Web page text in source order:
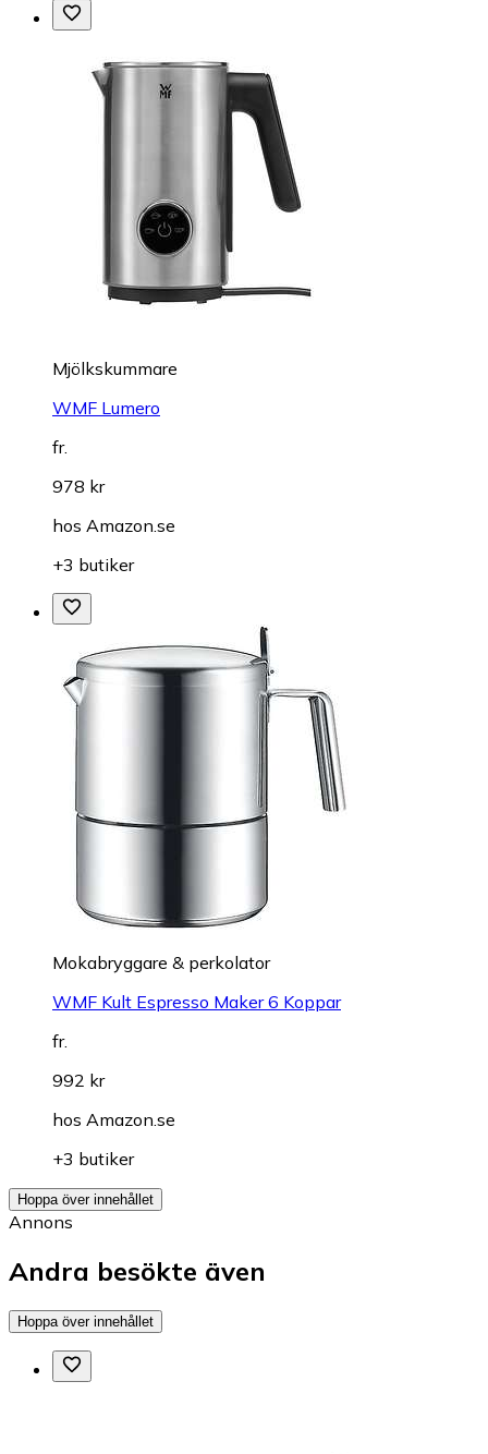
Mjölkskummare
WMF Lumero
fr.
978 kr
hos Amazon.se
+3 butiker
Mokabryggare & perkolator
WMF Kult Espresso Maker 6 Koppar
fr.
992 kr
hos Amazon.se
+3 butiker
Hoppa över innehållet
Annons
Andra besökte även
Hoppa över innehållet